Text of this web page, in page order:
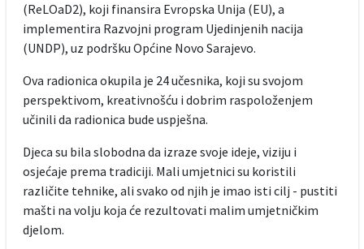
(ReLOaD2), koji finansira Evropska Unija (EU), a
implementira Razvojni program Ujedinjenih nacija
(UNDP), uz podršku Općine Novo Sarajevo.
Ova radionica okupila je 24 učesnika, koji su svojom
perspektivom, kreativnošću i dobrim raspoloženjem
učinili da radionica bude uspješna.
Djeca su bila slobodna da izraze svoje ideje, viziju i
osjećaje prema tradiciji. Mali umjetnici su koristili
različite tehnike, ali svako od njih je imao isti cilj - pustiti
mašti na volju koja će rezultovati malim umjetničkim
djelom.